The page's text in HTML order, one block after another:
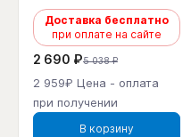
Доставка бесплатно
при оплате на сайте
2 690 ₽5 038 ₽
2 959₽ Цена - оплата
при получении
В корзину